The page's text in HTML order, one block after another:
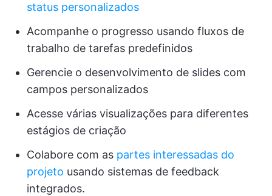
status personalizados
Acompanhe o progresso usando fluxos de
trabalho de tarefas predefinidos
Gerencie o desenvolvimento de slides com
campos personalizados
Acesse várias visualizações para diferentes
estágios de criação
Colabore com as partes interessadas do
projeto usando sistemas de feedback
integrados.